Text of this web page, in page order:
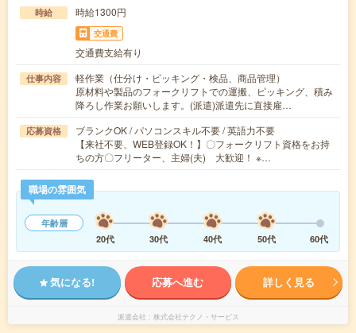
時給 時給1300円
交通費
交通費支給有り
仕事内容
軽作業（仕分け・ピッキング・検品、商品管理）
原材料や製品のフォークリフトでの運搬、ピッキング、積み
降ろし作業お願いします。(派遣)派遣先に直接雇…
応募資格
ブランクOK / パソコンスキル不要 / 英語力不要
【来社不要、WEB登録OK！】〇フォークリフト資格をお持
ちの方〇フリーター、主婦(夫) 大歓迎！ ※…
職場の雰囲気
年齢層
20代
30代 40代 50代 60代
気になる! 応募へ進む 詳しく見る
派遣会社 株式会社テクノ・サービス